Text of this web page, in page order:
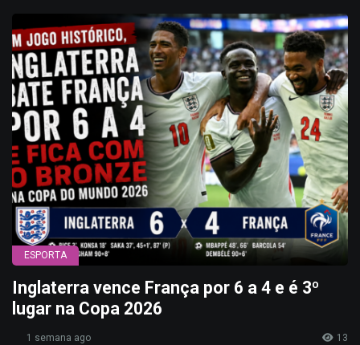
ESPORTA
Inglaterra vence França por 6 a 4 e é 3º
lugar na Copa 2026
1 semana ago 13